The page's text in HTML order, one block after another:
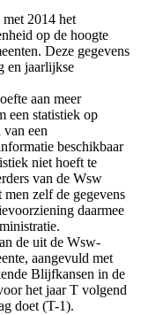
2014 het
op de hoogte
Deze gegevens
en jaarlijkse
aan meer
een statistiek op
een
beschikbaar
niet hoeft te
van de Wsw
men zelf de gegevens
daarmee
de uit de Wsw-
aangevuld met
Blijfkansen in de
het jaar T volgend
doet (T-1).